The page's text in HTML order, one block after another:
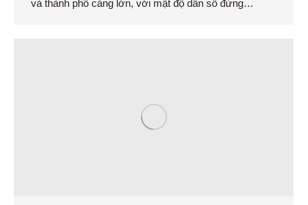
và thành phố cảng lớn, với mật độ dân số đứng…